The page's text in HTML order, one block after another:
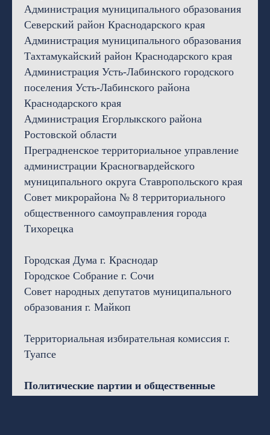
Администрация муниципального образования
Северский район Краснодарского края
Администрация муниципального образования
Тахтамукайский район Краснодарского края
Администрация Усть-Лабинского городского
поселения Усть-Лабинского района
Краснодарского края
Администрация Егорлыкского района
Ростовской области
Преградненское территориальное управление
администрации Красногвардейского
муниципального округа Ставропольского края
Совет микрорайона № 8 территориального
общественного самоуправления города
Тихорецка
Городская Дума г. Краснодар
Городское Собрание г. Сочи
Совет народных депутатов муниципального
образования г. Майкоп
Территориальная избирательная комиссия г.
Туапсе
Политические партии и общественные